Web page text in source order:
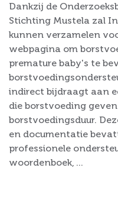
Dankzij de
Stichting Mustela zal
kunnen verzamelen
webpagina om
premature baby's te
indirect bijdraagt aan
die borstvoeding
borstvoedingsduur.
en documentatie
professionele
woordenboek, ...